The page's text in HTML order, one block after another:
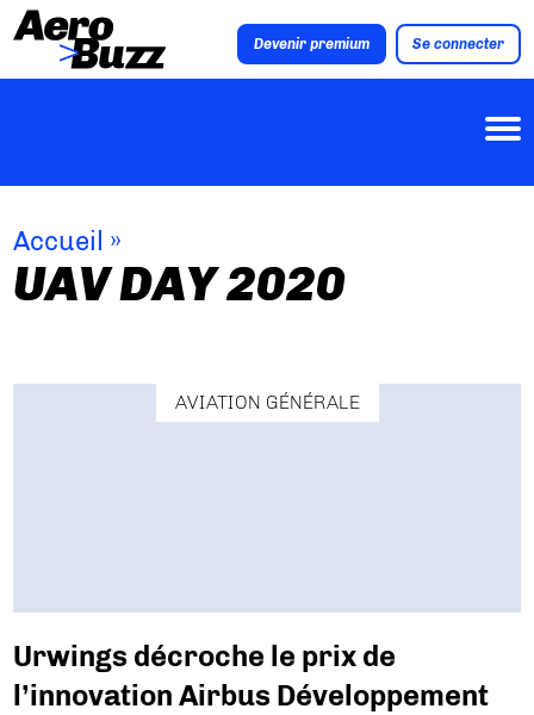
Devenir premium Se connecter
Accueil »
UAV DAY 2020
AVIATION GÉNÉRALE
Urwings décroche le prix de
l’innovation Airbus Développement